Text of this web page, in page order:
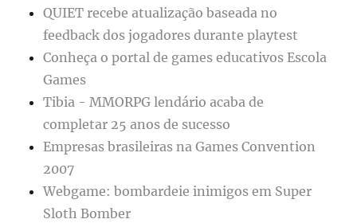
QUIET recebe atualização baseada no
feedback dos jogadores durante playtest
Conheça o portal de games educativos Escola
Games
Tibia - MMORPG lendário acaba de
completar 25 anos de sucesso
Empresas brasileiras na Games Convention
2007
Webgame: bombardeie inimigos em Super
Sloth Bomber